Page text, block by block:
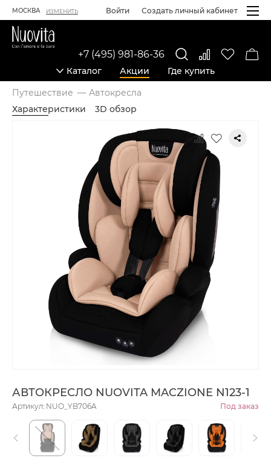
МОСКВА ИЗМЕНИТЬ Войти Создать личный кабинет
Каталог Акции Где купить
+7 (495) 981-86-36
Путешествие
Автокресла
Характеристики
3D обзор
Карточка товара
АВТОКРЕСЛО NUOVITA MACZIONE N123-1
Артикул: NUO_YB706A Под заказ